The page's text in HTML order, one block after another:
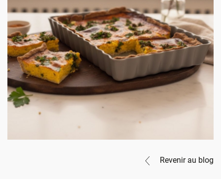
Revenir au blog